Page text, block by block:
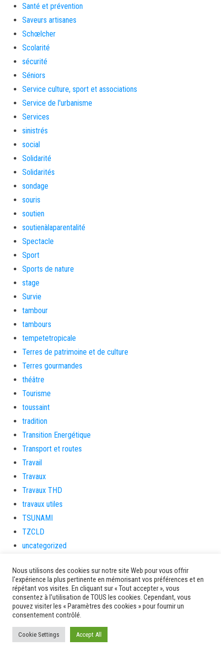
Santé et prévention
Saveurs artisanes
Schœlcher
Scolarité
sécurité
Séniors
Service culture, sport et associations
Service de l'urbanisme
Services
sinistrés
social
Solidarité
Solidarités
sondage
souris
soutien
soutienàlaparentalité
Spectacle
Sport
Sports de nature
stage
Survie
tambour
tambours
tempetetropicale
Terres de patrimoine et de culture
Terres gourmandes
théâtre
Tourisme
toussaint
tradition
Transition Energétique
Transport et routes
Travail
Travaux
Travaux THD
travaux utiles
TSUNAMI
TZCLD
uncategorized
Video
vidététladjéko
Vie Municipale
Viechere
vigilanceROUGE
Village artisanal
Nous utilisons des cookies sur notre site Web pour vous offrir
l'expérience la plus pertinente en mémorisant vos préférences et en
répétant vos visites. En cliquant sur « Tout accepter », vous
consentez à l'utilisation de TOUS les cookies. Cependant, vous
pouvez visiter les « Paramètres des cookies » pour fournir un
consentement contrôlé.
Cookie Settings Accept All